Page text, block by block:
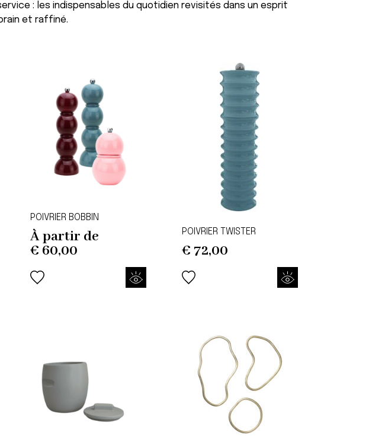
: les indispensables du quotidien revisités dans un esprit
et raffiné.
POIVRIER BOBBIN
À partir de
€ 60,00
POIVRIER TWISTER
€ 72,00